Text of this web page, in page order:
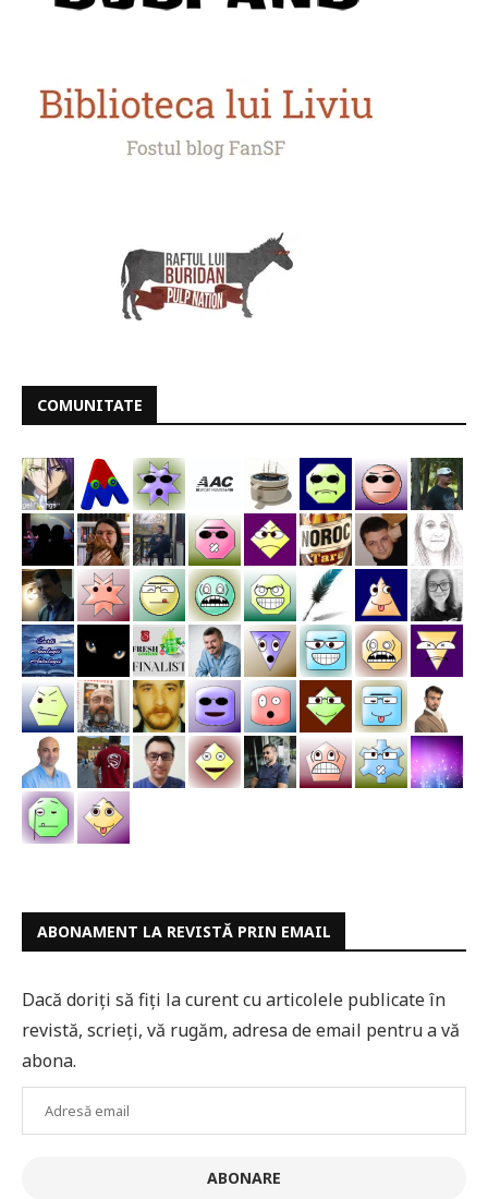
COMUNITATE
ABONAMENT LA REVISTĂ PRIN EMAIL
Dacă doriți să fiți la curent cu articolele publicate în
revistă, scrieți, vă rugăm, adresa de email pentru a vă
abona.
Adresă
ABONARE